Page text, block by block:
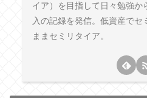
イア）を目指して日々勉強か
入の記録を発信。低資産でセ
ままセミリタイア。